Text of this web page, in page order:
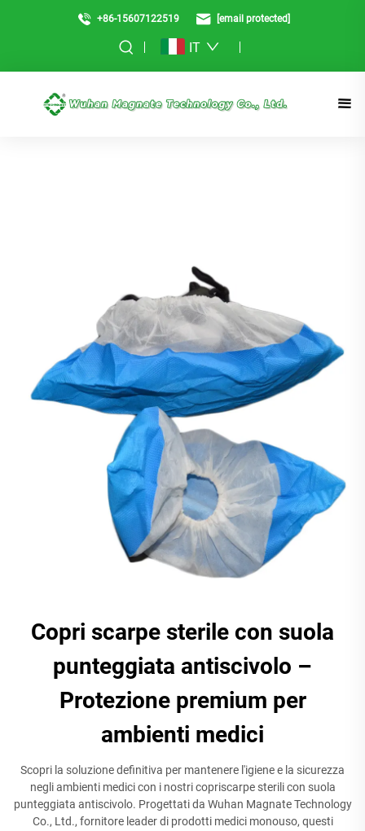
+86-15607122519 [email protected]
IT
Copri scarpe sterile con suola
punteggiata antiscivolo –
Protezione premium per
ambienti medici
Scopri la soluzione definitiva per mantenere l'igiene e la sicurezza
negli ambienti medici con i nostri copriscarpe sterili con suola
punteggiata antiscivolo. Progettati da Wuhan Magnate Technology
Co., Ltd., fornitore leader di prodotti medici monouso, questi